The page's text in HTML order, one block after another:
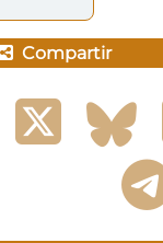
Compartir